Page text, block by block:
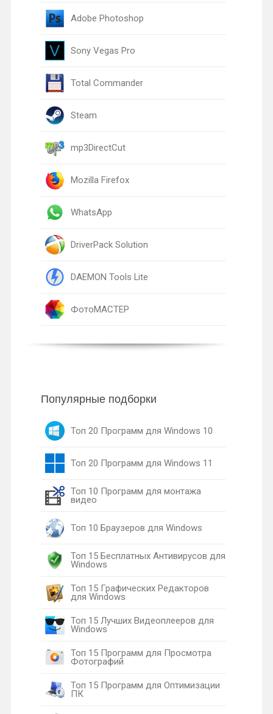
Adobe Photoshop
Sony Vegas Pro
Total Commander
Steam
mp3DirectCut
Mozilla Firefox
WhatsApp
DriverPack Solution
DAEMON Tools Lite
ФотоМАСТЕР
Популярные подборки
Топ 20 Программ для Windows 10
Топ 20 Программ для Windows 11
Топ 10 Программ для монтажа
видео
Топ 10 Браузеров для Windows
Топ 15 Бесплатных Антивирусов для
Windows
Топ 15 Графических Редакторов
для Windows
Топ 15 Лучших Видеоплееров для
Windows
Топ 15 Программ для Просмотра
Фотографий
Топ 15 Программ для Оптимизации
ПК